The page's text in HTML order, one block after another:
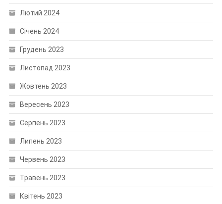
Лютий 2024
Січень 2024
Грудень 2023
Листопад 2023
Жовтень 2023
Вересень 2023
Серпень 2023
Липень 2023
Червень 2023
Травень 2023
Квітень 2023